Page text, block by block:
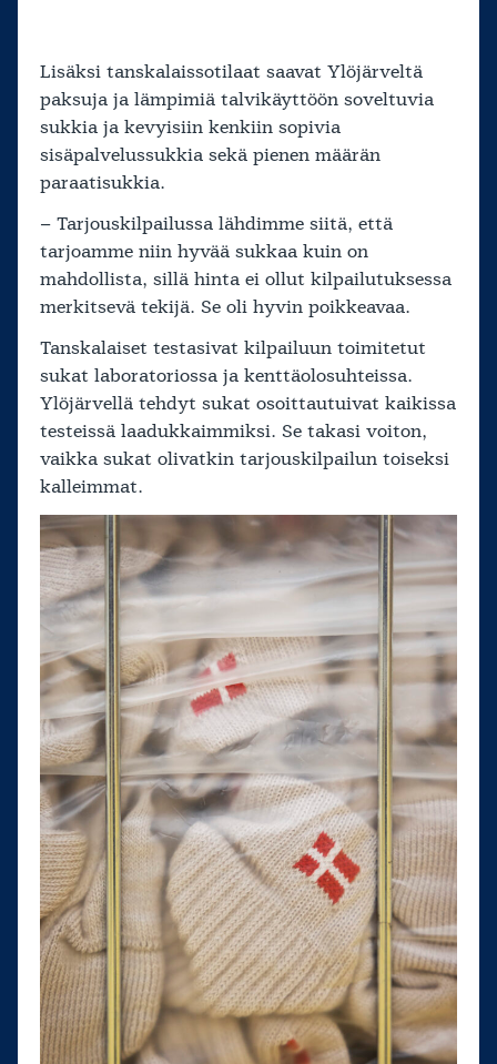
Lisäksi tanskalaissotilaat saavat Ylöjärveltä
paksuja ja lämpimiä talvikäyttöön soveltuvia
sukkia ja kevyisiin kenkiin sopivia
sisäpalvelussukkia sekä pienen määrän
paraatisukkia.
– Tarjouskilpailussa lähdimme siitä, että
tarjoamme niin hyvää sukkaa kuin on
mahdollista, sillä hinta ei ollut kilpailutuksessa
merkitsevä tekijä. Se oli hyvin poikkeavaa.
Tanskalaiset testasivat kilpailuun toimitetut
sukat laboratoriossa ja kenttäolosuhteissa.
Ylöjärvellä tehdyt sukat osoittautuivat kaikissa
testeissä laadukkaimmiksi. Se takasi voiton,
vaikka sukat olivatkin tarjouskilpailun toiseksi
kalleimmat.